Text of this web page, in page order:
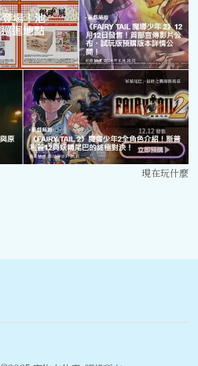
現在玩什麼